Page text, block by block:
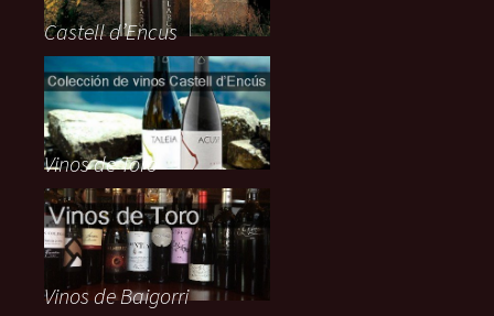
Castell d’Encus
Vinos de Toro
Vinos de Baigorri